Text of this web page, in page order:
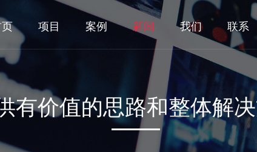
项目 案例 新闻 我们 联系
有价值的思路和整体解